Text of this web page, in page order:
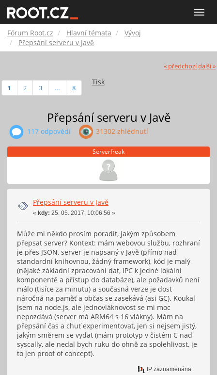
Toggle
Root.cz
Fórum Root.cz Hlavní témata
Vývoj
Přepsání serveru v Javě
« předchozídalší »
Tisk
1 2 3 ... 8
Přepsání serveru v Javě
117 odpovědí 31302 zhlédnutí
Serverfreak
Přepsání serveru v Javě
« kdy: 25. 05. 2017, 10:06:56 »
Může mi někdo prosím poradit, jakým způsobem
přepsat server? Kontext: mám webovou službu, rozhraní
je přes JSON, server je napsaný v Javě (přímo nad
standardní knihovnou, žádný framework), kód je malý
(nějaké základní zpracování dat, IPC k jedné lokální
komponentě a přístup do databáze), ale požadavků není
málo (tisíce za minutu) a současná verze je dost
náročná na paměť a občas se zasekává (asi GC). Koukal
jsem na node.js, ale jednovláknovost se mi moc
nepozdává (server má ARM64 s 16 vlákny). Mám na
přepsání čas a chuť experimentovat, jen si nejsem jistý,
jakým směrem se vydat (mám prototyp v čistém C nad
syscally, ale nedal bych ruku do ohně za spolehlivost, je
to jen proof of concept).
IP zaznamenána